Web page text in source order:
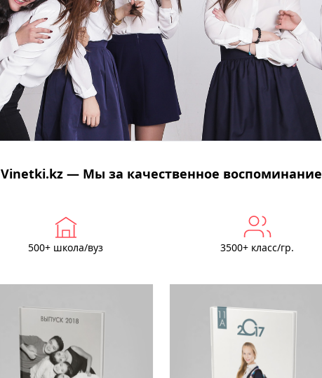
Vinetki.kz — Мы за качественное воспоминание
500+ школа/вуз 3500+ класс/гр.